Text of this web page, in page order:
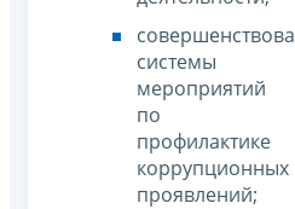
системы
мероприятий
по
профилактике
коррупционных
проявлений;